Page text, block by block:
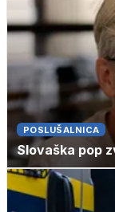
POSLUŠALNICA
Slovaška pop